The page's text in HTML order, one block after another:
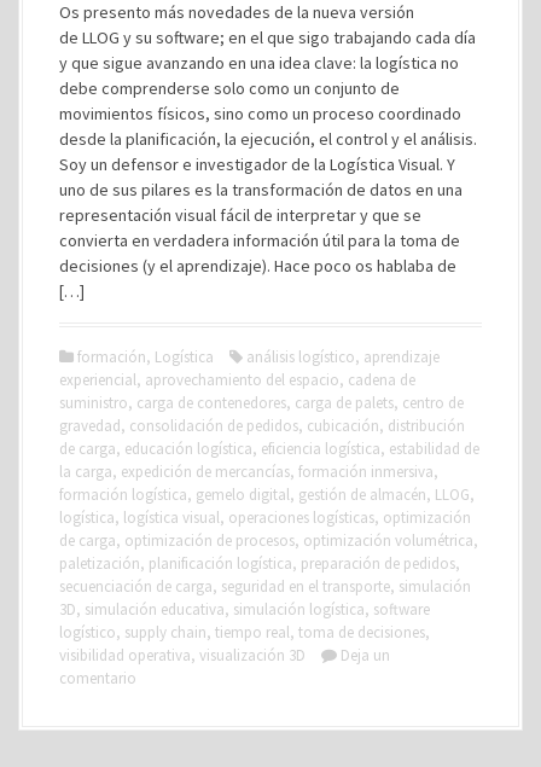
Os presento más novedades de la nueva versión
de LLOG y su software; en el que sigo trabajando cada día
y que sigue avanzando en una idea clave: la logística no
debe comprenderse solo como un conjunto de
movimientos físicos, sino como un proceso coordinado
desde la planificación, la ejecución, el control y el análisis.
Soy un defensor e investigador de la Logística Visual. Y
uno de sus pilares es la transformación de datos en una
representación visual fácil de interpretar y que se
convierta en verdadera información útil para la toma de
decisiones (y el aprendizaje). Hace poco os hablaba de
[…]
formación, Logística análisis logístico, aprendizaje
experiencial, aprovechamiento del espacio, cadena de
suministro, carga de contenedores, carga de palets, centro de
gravedad, consolidación de pedidos, cubicación, distribución
de carga, educación logística, eficiencia logística, estabilidad de
la carga, expedición de mercancías, formación inmersiva,
formación logística, gemelo digital, gestión de almacén, LLOG,
logística, logística visual, operaciones logísticas, optimización
de carga, optimización de procesos, optimización volumétrica,
paletización, planificación logística, preparación de pedidos,
secuenciación de carga, seguridad en el transporte, simulación
3D, simulación educativa, simulación logística, software
logístico, supply chain, tiempo real, toma de decisiones,
visibilidad operativa, visualización 3D
Deja un
comentario